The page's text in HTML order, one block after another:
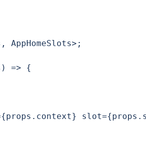
AppHomeSlots>;
=> {